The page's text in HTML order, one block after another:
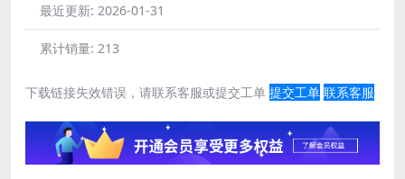
最近更新: 2026-01-31
累计销量: 213
下载链接失效错误，请联系客服或提交工单 提交工单 联系客服